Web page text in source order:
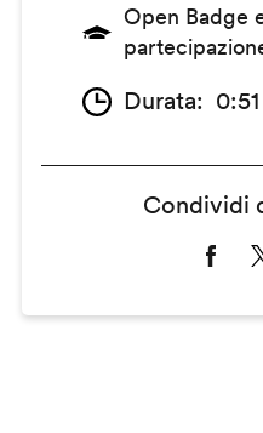
Open Badge
Durata
Condividi